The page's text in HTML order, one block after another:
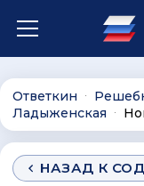
Ответкин ∙
Ладыженская ∙
НАЗАД К